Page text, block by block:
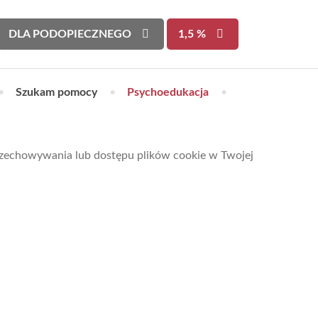
lub dostępu plików cookie w Twojej
DLA PODOPIECZNEGO 1,5 %
Szukam pomocy • Psychoedukacja •